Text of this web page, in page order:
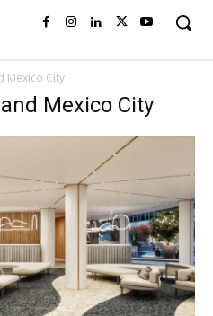
Mexico City
Mexico City